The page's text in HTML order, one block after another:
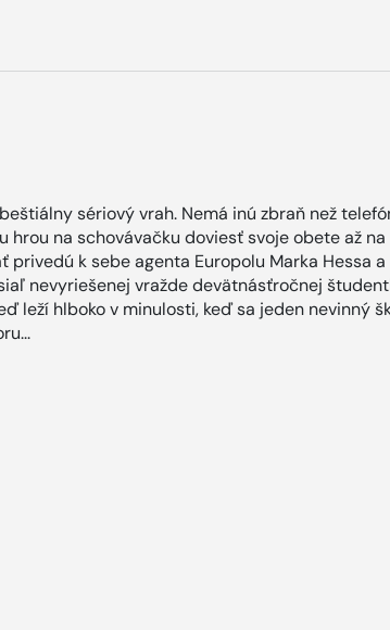
sériový vrah. Nemá inú zbraň než
hrou na schovávačku doviesť svoje obete až
privedú k sebe agenta Europolu Marka Hessa a
nevyriešenej vražde devätnásťročnej
leží hlboko v minulosti, keď sa jeden nevinný